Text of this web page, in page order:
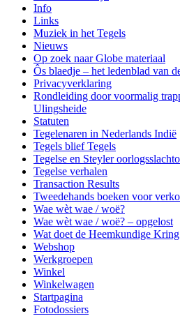
Info
Links
Muziek in het Tegels
Nieuws
Op zoek naar Globe materiaal
Ôs blaedje – het ledenblad van
Privacyverklaring
Rondleiding door voormalig
Ulingsheide
Statuten
Tegelenaren in Nederlands Indië
Tegels blief Tegels
Tegelse en Steyler
Tegelse verhalen
Transaction Results
Tweedehands boeken voor
Wae wèt wae / woë?
Wae wèt wae / woë? – opgelost
Wat doet de Heemkundige
Webshop
Werkgroepen
Winkel
Winkelwagen
Startpagina
Fotodossiers